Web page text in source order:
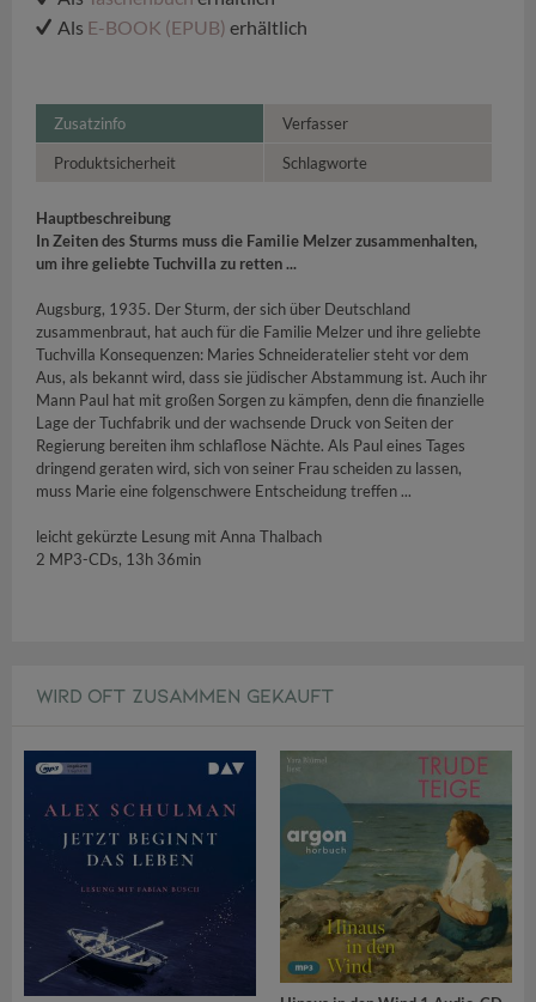
Als E-BOOK (EPUB) erhältlich
Zusatzinfo Verfasser
Produktsicherheit Schlagworte
Hauptbeschreibung
In Zeiten des Sturms muss die Familie Melzer zusammenhalten,
um ihre geliebte Tuchvilla zu retten ...
Augsburg, 1935. Der Sturm, der sich über Deutschland
zusammenbraut, hat auch für die Familie Melzer und ihre geliebte
Tuchvilla Konsequenzen: Maries Schneideratelier steht vor dem
Aus, als bekannt wird, dass sie jüdischer Abstammung ist. Auch ihr
Mann Paul hat mit großen Sorgen zu kämpfen, denn die finanzielle
Lage der Tuchfabrik und der wachsende Druck von Seiten der
Regierung bereiten ihm schlaflose Nächte. Als Paul eines Tages
dringend geraten wird, sich von seiner Frau scheiden zu lassen,
muss Marie eine folgenschwere Entscheidung treffen ...
leicht gekürzte Lesung mit Anna Thalbach
2 MP3-CDs, 13h 36min
WIRD OFT ZUSAMMEN GEKAUFT